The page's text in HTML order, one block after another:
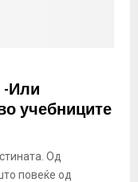
Или
учебниците
Од
повеќе од